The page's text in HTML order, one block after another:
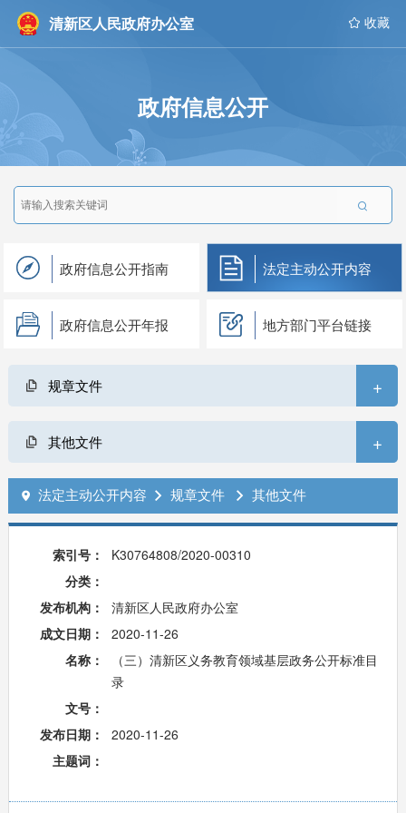
清新区人民政府办公室  收藏
政府信息公开

政府信息公开指南 法定主动公开内容
政府信息公开年报 地方部门平台链接
规章文件 +
其他文件 +
 法定主动公开内容  规章文件  其他文件
索引号：
K30764808/2020-00310
分类：
发布机构：
清新区人民政府办公室
成文日期：
2020-11-26
名称：
（三）清新区义务教育领域基层政务公开标准目
录
文号：
发布日期：
2020-11-26
主题词：